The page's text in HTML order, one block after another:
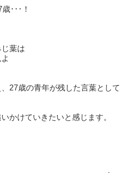
･･･！
葉は
27歳の青年が残した言葉として
かけていきたいと感じます。